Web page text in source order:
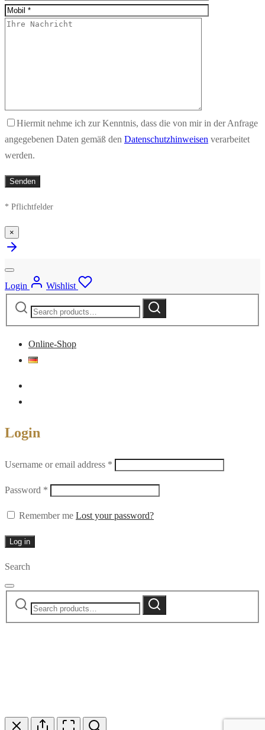
Hiermit nehme ich zur Kenntnis, dass die von mir in der Anfrage
angegebenen Daten gemäß den Datenschutzhinweisen verarbeitet
werden.
* Pflichtfelder
×
Login
Wishlist
Search
Search
Online-Shop
Login
Username or email address *
Password *
Remember me Lost your password?
Log in
Search
Search
Search